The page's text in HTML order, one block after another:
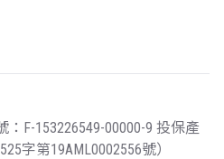
F-153226549-00000-9 投保產
字第19AML0002556號）